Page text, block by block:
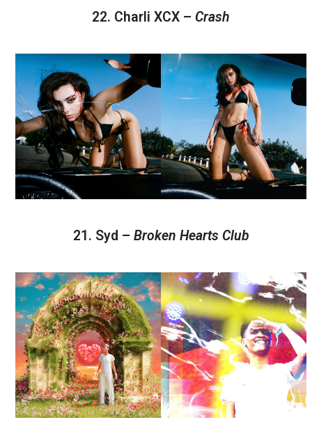
22. Charli XCX – Crash
21. Syd – Broken Hearts Club